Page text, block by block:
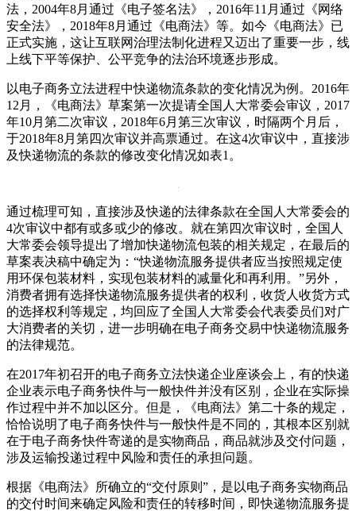
法，2004年8月通过《电子签名法》，2016年11月通过《网络
安全法》，2018年8月通过《电商法》等。如今《电商法》已
正式实施，这让互联网治理法制化进程又迈出了重要一步，线
上线下平等保护、公平竞争的法治环境逐步形成。
以电子商务立法进程中快递物流条款的变化情况为例。2016年
12月，《电商法》草案第一次提请全国人大常委会审议，2017
年10月第二次审议，2018年6月第三次审议，时隔两个月后，
于2018年8月第四次审议并高票通过。在这4次审议中，直接涉
及快递物流的条款的修改变化情况如表1。
通过梳理可知，直接涉及快递的法律条款在全国人大常委会的
4次审议中都有或多或少的修改。就在第四次审议时，全国人
大常委会领导提出了增加快递物流包装的相关规定，在最后的
草案表决稿中确定为：“快递物流服务提供者应当按照规定使
用环保包装材料，实现包装材料的减量化和再利用。”另外，
消费者拥有选择快递物流服务提供者的权利，收货人收货方式
的选择权利等规定，均回应了全国人大常委会代表委员们对广
大消费者的关切，进一步明确在电子商务交易中快递物流服务
的法律规范。
在2017年初召开的电子商务立法快递企业座谈会上，有的快递
企业表示电子商务快件与一般快件并没有区别，企业在实际操
作过程中并不加以区分。但是，《电商法》第二十条的规定，
恰恰说明了电子商务快件与一般快件是不同的，其根本区别就
在于电子商务快件寄递的是实物商品，商品就涉及交付问题，
涉及运输投递过程中风险和责任的承担问题。
根据《电商法》所确立的“交付原则”，是以电子商务实物商品
的交付时间来确定风险和责任的转移时间，即快递物流服务提